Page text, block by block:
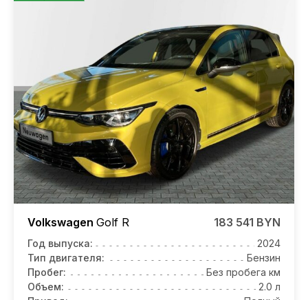
Volkswagen Golf R 183 541 BYN
Год выпуска:
2024
Тип двигателя:
Бензин
Пробег:
Без пробега км
Объем:
2.0 л